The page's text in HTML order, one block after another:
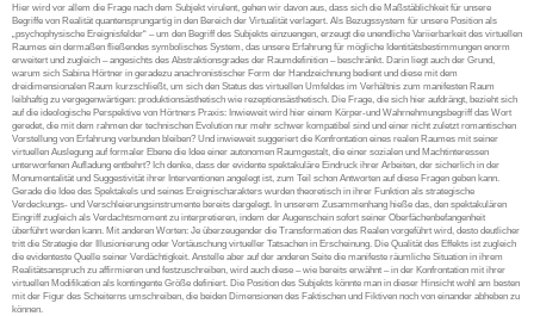
Hier wird vor allem die Frage nach dem Subjekt virulent, gehen wir davon aus, dass sich die Maßstäblichkeit für unsere
Begriffe von Realität quantensprungartig in den Bereich der Virtualität verlagert. Als Bezugssystem für unsere Position als
„psychophysische Ereignisfelder“ – um den Begriff des Subjekts einzuengen, erzeugt die unendliche Variierbarkeit des virtuellen
Raumes ein dermaßen fließendes symbolisches System, das unsere Erfahrung für mögliche Identitätsbestimmungen enorm
erweitert und zugleich – angesichts des Abstraktionsgrades der Raumdefinition – beschränkt. Darin liegt auch der Grund,
warum sich Sabina Hörtner in geradezu anachronistischer Form der Handzeichnung bedient und diese mit dem
dreidimensionalen Raum kurzschließt, um sich den Status des virtuellen Umfeldes im Verhältnis zum manifesten Raum
leibhaftig zu vergegenwärtigen: produktionsästhetisch wie rezeptionsästhetisch. Die Frage, die sich hier aufdrängt, bezieht sich
auf die ideologische Perspektive von Hörtners Praxis: Inwieweit wird hier einem Körper-und Wahrnehmungsbegriff das Wort
geredet, die mit dem rahmen der technischen Evolution nur mehr schwer kompatibel sind und einer nicht zuletzt romantischen
Vorstellung von Erfahrung verbunden bleiben? Und inwieweit suggeriert die Konfrontation eines realen Raumes mit seiner
virtuellen Auslegung auf formaler Ebene die Idee einer autonomen Raumgestalt, die einer sozialen und Machtinteressen
unterworfenen Aufladung entbehrt? Ich denke, dass der evidente spektakuläre Eindruck ihrer Arbeiten, der sicherlich in der
Monumentalität und Suggestivität ihrer Interventionen angelegt ist, zum Teil schon Antworten auf diese Fragen geben kann.
Gerade die Idee des Spektakels und seines Ereignischarakters wurden theoretisch in ihrer Funktion als strategische
Verdeckungs- und Verschleierungsinstrumente bereits dargelegt. In unserem Zusammenhang hieße das, den spektakulären
Eingriff zugleich als Verdachtsmoment zu interpretieren, indem der Augenschein sofort seiner Oberfächenbefangenheit
überführt werden kann. Mit anderen Worten: Je überzeugender die Transformation des Realen vorgeführt wird, desto deutlicher
tritt die Strategie der Illusionierung oder Vortäuschung virtueller Tatsachen in Erscheinung. Die Qualität des Effekts ist zugleich
die evidenteste Quelle seiner Verdächtigkeit. Anstelle aber auf der anderen Seite die manifeste räumliche Situation in ihrem
Realitätsanspruch zu affirmieren und festzuschreiben, wird auch diese – wie bereits erwähnt – in der Konfrontation mit ihrer
virtuellen Modifikation als kontingente Größe definiert. Die Position des Subjekts könnte man in dieser Hinsicht wohl am besten
mit der Figur des Scheiterns umschreiben, die beiden Dimensionen des Faktischen und Fiktiven noch von einander abheben zu
können.